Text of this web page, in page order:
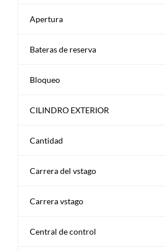
Apertura
Bateras de reserva
Bloqueo
CILINDRO EXTERIOR
Cantidad
Carrera del vstago
Carrera vstago
Central de control